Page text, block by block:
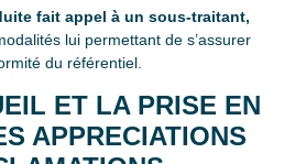
fait appel à un sous-traitant,
lui permettant de s’assurer
du référentiel.
ET LA PRISE EN
APPRECIATIONS